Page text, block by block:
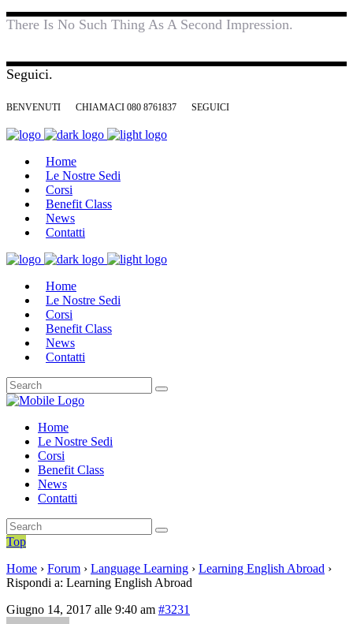
There Is No Such Thing As A Second Impression.
Seguici.
BENVENUTI CHIAMACI 080 8761837 SEGUICI
Home
Le Nostre Sedi
Corsi
Benefit Class
News
Contatti
Home
Le Nostre Sedi
Corsi
Benefit Class
News
Contatti
Home
Le Nostre Sedi
Corsi
Benefit Class
News
Contatti
Top
Home › Forum › Language Learning › Learning English Abroad ›
Rispondi a: Learning English Abroad
Giugno 14, 2017 alle 9:40 am #3231